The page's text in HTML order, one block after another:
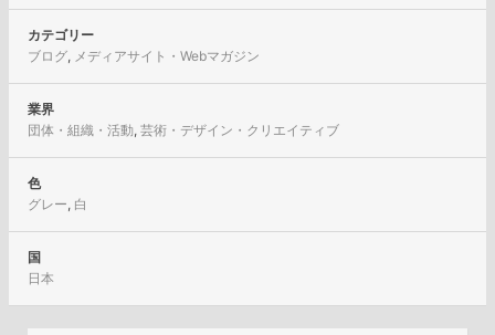
カテゴリー
ブログ, メディアサイト・Webマガジン
業界
団体・組織・活動,芸術・デザイン・クリエイティブ
色
グレー, 白
国
日本